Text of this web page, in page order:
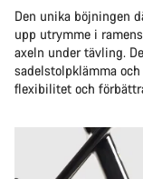
Den unika böjningen
upp utrymme i
axeln under tävling.
sadelstolpklämma
flexibilitet och